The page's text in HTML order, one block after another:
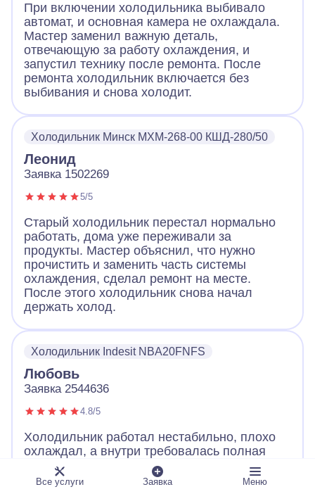
При включении холодильника выбивало
автомат, и основная камера не охлаждала.
Мастер заменил важную деталь,
отвечающую за работу охлаждения, и
запустил технику после ремонта. После
ремонта холодильник включается без
выбивания и снова холодит.
Холодильник Минск МХМ-268-00 КШД-280/50
Леонид
Заявка 1502269
5/5
Старый холодильник перестал нормально
работать, дома уже переживали за
продукты. Мастер объяснил, что нужно
прочистить и заменить часть системы
охлаждения, сделал ремонт на месте.
После этого холодильник снова начал
держать холод.
Холодильник Indesit NBA20FNFS
Любовь
Заявка 2544636
4.8/5
Холодильник работал нестабильно, плохо
охлаждал, а внутри требовалась полная
разборка. Мастер заменил температурную
деталь, восстановил обдув и прочистил
Все услуги Заявка Меню